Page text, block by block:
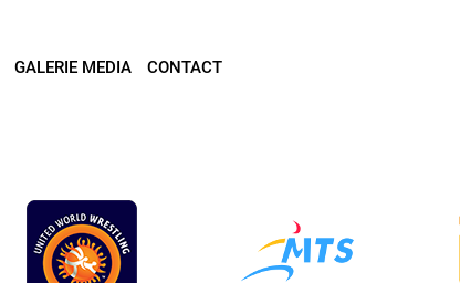
GALERIE MEDIA CONTACT